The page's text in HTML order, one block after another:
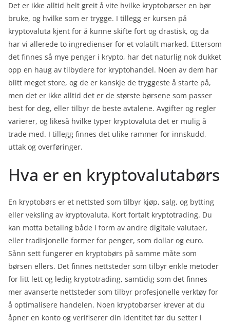
Det er ikke alltid helt greit å vite hvilke kryptobørser en bør
bruke, og hvilke som er trygge. I tillegg er kursen på
kryptovaluta kjent for å kunne skifte fort og drastisk, og da
har vi allerede to ingredienser for et volatilt marked. Ettersom
det finnes så mye penger i krypto, har det naturlig nok dukket
opp en haug av tilbydere for kryptohandel. Noen av dem har
blitt meget store, og de er kanskje de tryggeste å starte på,
men det er ikke alltid det er de største børsene som passer
best for deg, eller tilbyr de beste avtalene. Avgifter og regler
varierer, og likeså hvilke typer kryptovaluta det er mulig å
trade med. I tillegg finnes det ulike rammer for innskudd,
uttak og overføringer.
Hva er en kryptovalutabørs
En kryptobørs er et nettsted som tilbyr kjøp, salg, og bytting
eller veksling av kryptovaluta. Kort fortalt kryptotrading. Du
kan motta betaling både i form av andre digitale valutaer,
eller tradisjonelle former for penger, som dollar og euro.
Sånn sett fungerer en kryptobørs på samme måte som
børsen ellers. Det finnes nettsteder som tilbyr enkle metoder
for litt lett og ledig kryptotrading, samtidig som det finnes
mer avanserte nettsteder som tilbyr profesjonelle verktøy for
å optimalisere handelen. Noen kryptobørser krever at du
åpner en konto og verifiserer din identitet før du setter i